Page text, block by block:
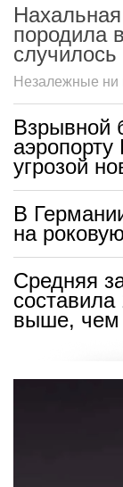
породила
случилось
Незалежные ни
Взрывной
угрозой
В
на
Средняя
выше, чем